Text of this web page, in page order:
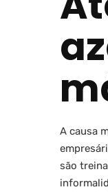
A causa
são